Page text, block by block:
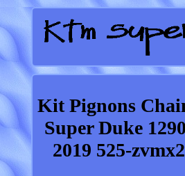
Kit Pignons
Super Duke
2019 525-